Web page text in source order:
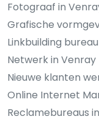
Fotograaf in
Grafische
Linkbuilding
Netwerk in Venray
Nieuwe klanten
Online Internet
Reclamebureaus